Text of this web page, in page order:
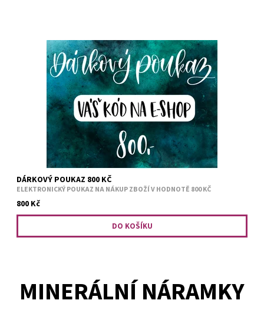
Darujte poukaz na náš e-shop www.abysscandle.cz. Jeho
platnost je jeden rok od zaplacení. Po obdržení platby Vám do
24 hodin odešleme na e-mail poukaz včetně speciálního...
DÁRKOVÝ POUKAZ 800 KČ
ELEKTRONICKÝ POUKAZ NA NÁKUP ZBOŽÍ V HODNOTĚ 800 KČ
800 Kč
MINERÁLNÍ NÁRAMKY